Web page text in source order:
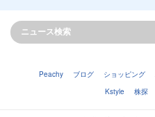
Peachy ブログ ショッピング
Kstyle
株探